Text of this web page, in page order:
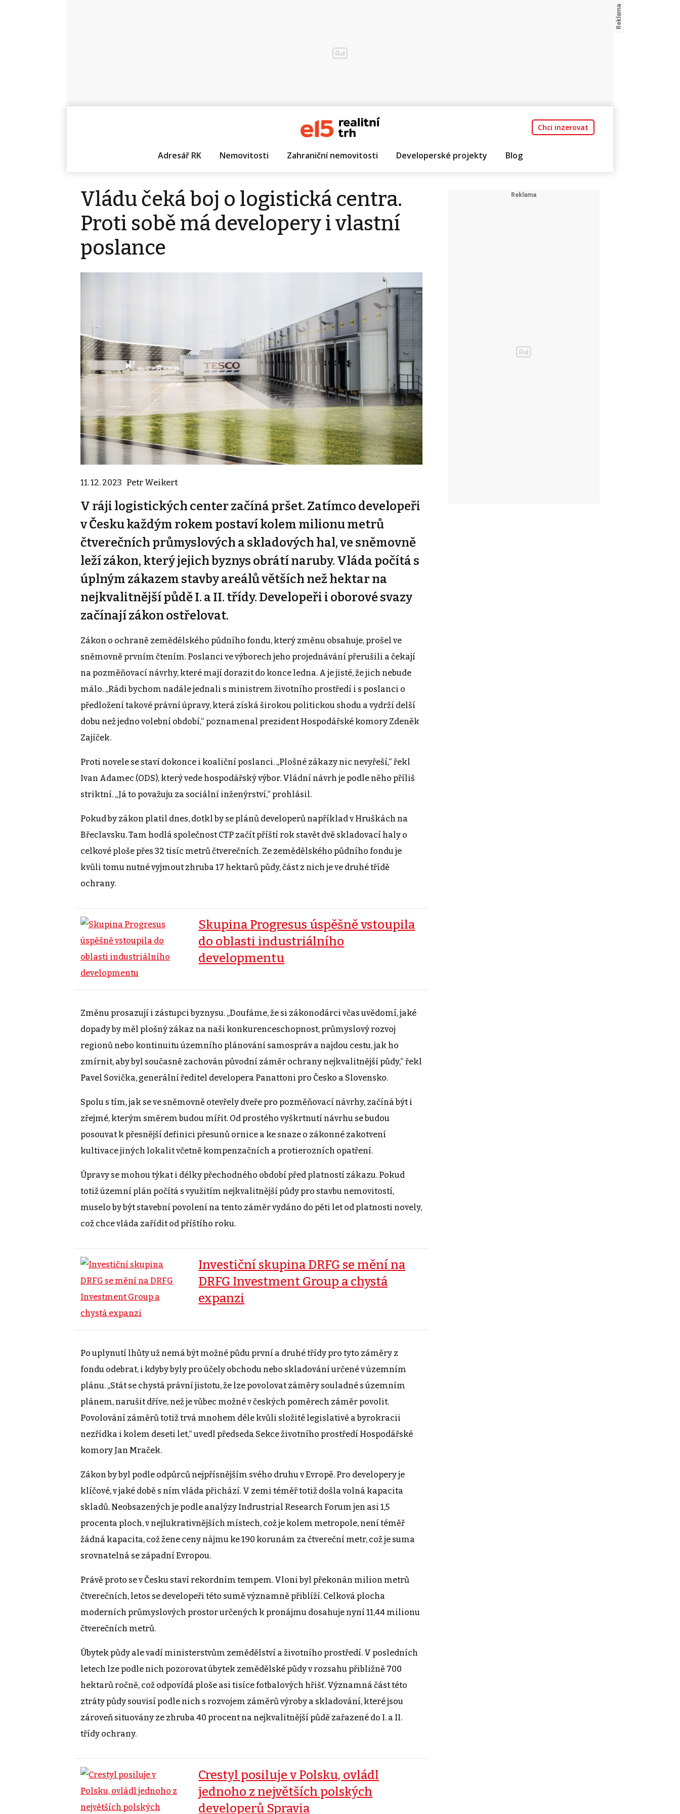
Chci inzerovat
Adresář RK Nemovitosti Zahraniční nemovitosti Developerské projekty Blog
Vládu čeká boj o logistická centra.
Proti sobě má developery i vlastní
poslance
11. 12. 2023 Petr Weikert
V ráji logistických center začíná pršet. Zatímco developeři
v Česku každým rokem postaví kolem milionu metrů
čtverečních průmyslových a skladových hal, ve sněmovně
leží zákon, který jejich byznys obrátí naruby. Vláda počítá s
úplným zákazem stavby areálů větších než hektar na
nejkvalitnější půdě I. a II. třídy. Developeři i oborové svazy
začínají zákon ostřelovat.
Zákon o ochraně zemědělského půdního fondu, který změnu obsahuje, prošel ve
sněmovně prvním čtením. Poslanci ve výborech jeho projednávání přerušili a čekají
na pozměňovací návrhy, které mají dorazit do konce ledna. A je jisté, že jich nebude
málo. „Rádi bychom nadále jednali s ministrem životního prostředí i s poslanci o
předložení takové právní úpravy, která získá širokou politickou shodu a vydrží delší
dobu než jedno volební období,“ poznamenal prezident Hospodářské komory Zdeněk
Zajíček.
Proti novele se staví dokonce i koaliční poslanci. „Plošné zákazy nic nevyřeší,“ řekl
Ivan Adamec (ODS), který vede hospodářský výbor. Vládní návrh je podle něho příliš
striktní. „Já to považuju za sociální inženýrství,“ prohlásil.
Pokud by zákon platil dnes, dotkl by se plánů developerů například v Hruškách na
Břeclavsku. Tam hodlá společnost CTP začít příští rok stavět dvě skladovací haly o
celkové ploše přes 32 tisíc metrů čtverečních. Ze zemědělského půdního fondu je
kvůli tomu nutné vyjmout zhruba 17 hektarů půdy, část z nich je ve druhé třídě
ochrany.
Skupina Progresus úspěšně vstoupila
do oblasti industriálního
developmentu
Změnu prosazují i zástupci byznysu. „Doufáme, že si zákonodárci včas uvědomí, jaké
dopady by měl plošný zákaz na naši konkurenceschopnost, průmyslový rozvoj
regionů nebo kontinuitu územního plánování samospráv a najdou cestu, jak ho
zmírnit, aby byl současně zachován původní záměr ochrany nejkvalitnější půdy,“ řekl
Pavel Sovička, generální ředitel developera Panattoni pro Česko a Slovensko.
Spolu s tím, jak se ve sněmovně otevřely dveře pro pozměňovací návrhy, začíná být i
zřejmé, kterým směrem budou mířit. Od prostého vyškrtnutí návrhu se budou
posouvat k přesnější definici přesunů ornice a ke snaze o zákonné zakotvení
kultivace jiných lokalit včetně kompenzačních a protierozních opatření.
Úpravy se mohou týkat i délky přechodného období před platností zákazu. Pokud
totiž územní plán počítá s využitím nejkvalitnější půdy pro stavbu nemovitostí,
muselo by být stavební povolení na tento záměr vydáno do pěti let od platnosti novely,
což chce vláda zařídit od příštího roku.
Investiční skupina DRFG se mění na
DRFG Investment Group a chystá
expanzi
Po uplynutí lhůty už nemá být možné půdu první a druhé třídy pro tyto záměry z
fondu odebrat, i kdyby byly pro účely obchodu nebo skladování určené v územním
plánu. „Stát se chystá právní jistotu, že lze povolovat záměry souladné s územním
plánem, narušit dříve, než je vůbec možné v českých poměrech záměr povolit.
Povolování záměrů totiž trvá mnohem déle kvůli složité legislativě a byrokracii
nezřídka i kolem deseti let,“ uvedl předseda Sekce životního prostředí Hospodářské
komory Jan Mraček.
Zákon by byl podle odpůrců nejpřísnějším svého druhu v Evropě. Pro developery je
klíčové, v jaké době s ním vláda přichází. V zemi téměř totiž došla volná kapacita
skladů. Neobsazených je podle analýzy Indrustrial Research Forum jen asi 1,5
procenta ploch, v nejlukrativnějších místech, což je kolem metropole, není téměř
žádná kapacita, což žene ceny nájmu ke 190 korunám za čtvereční metr, což je suma
srovnatelná se západní Evropou.
Právě proto se v Česku staví rekordním tempem. Vloni byl překonán milion metrů
čtverečních, letos se developeři této sumě významně přiblíží. Celková plocha
moderních průmyslových prostor určených k pronájmu dosahuje nyní 11,44 milionu
čtverečních metrů.
Úbytek půdy ale vadí ministerstvům zemědělství a životního prostředí. V posledních
letech lze podle nich pozorovat úbytek zemědělské půdy v rozsahu přibližně 700
hektarů ročně, což odpovídá ploše asi tisíce fotbalových hřišť. Významná část této
ztráty půdy souvisí podle nich s rozvojem záměrů výroby a skladování, které jsou
zároveň situovány ze zhruba 40 procent na nejkvalitnější půdě zařazené do I. a II.
třídy ochrany.
Crestyl posiluje v Polsku, ovládl
jednoho z největších polských
developerů Spravia